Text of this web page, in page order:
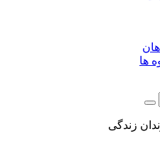
ها
جستجو
برای
زندگی